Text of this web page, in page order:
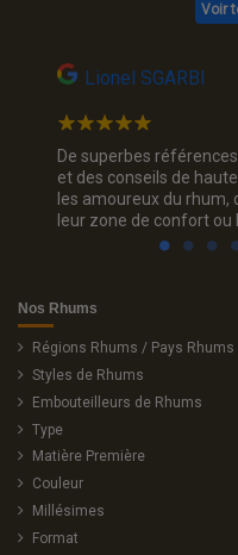
Voir
Lionel SGARBI
De superbes
et des conseils de
les amoureux du
leur zone de confort
Nos Rhums
Régions Rhums / Pays Rhums
Styles de Rhums
Embouteilleurs de Rhums
Type
Matière Première
Couleur
Millésimes
Format